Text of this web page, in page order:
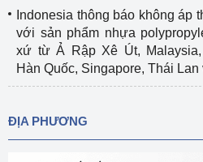
Indonesia thông báo không áp
với sản phẩm nhựa
xứ từ Ả Rập Xê Út, Malaysia,
Hàn Quốc, Singapore, Thái Lan
ĐỊA PHƯƠNG